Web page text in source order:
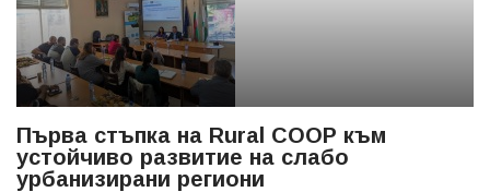
Първа стъпка на Rural COOP към
устойчиво развитие на слабо
урбанизирани региони